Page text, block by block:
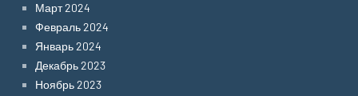
Март 2024
Февраль 2024
Январь 2024
Декабрь 2023
Ноябрь 2023